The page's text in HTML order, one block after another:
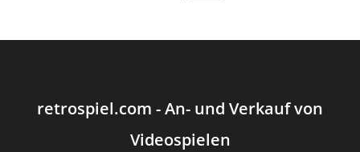
retrospiel.com - An- und Verkauf von
Videospielen